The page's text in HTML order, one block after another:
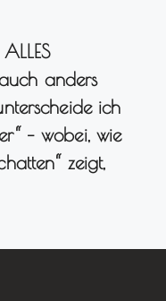
anders
ich
– wobei, wie
zeigt,